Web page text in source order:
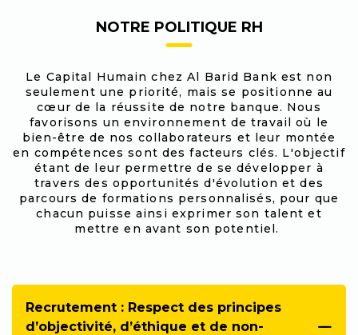
NOTRE POLITIQUE RH
Le Capital Humain chez Al Barid Bank est non
seulement une priorité, mais se positionne au
cœur de la réussite de notre banque. Nous
favorisons un environnement de travail où le
bien-être de nos collaborateurs et leur montée
en compétences sont des facteurs clés. L'objectif
étant de leur permettre de se développer à
travers des opportunités d'évolution et des
parcours de formations personnalisés, pour que
chacun puisse ainsi exprimer son talent et
mettre en avant son potentiel.
Recrutement : Respect des principes
d’objectivité, d’éthique et de non-